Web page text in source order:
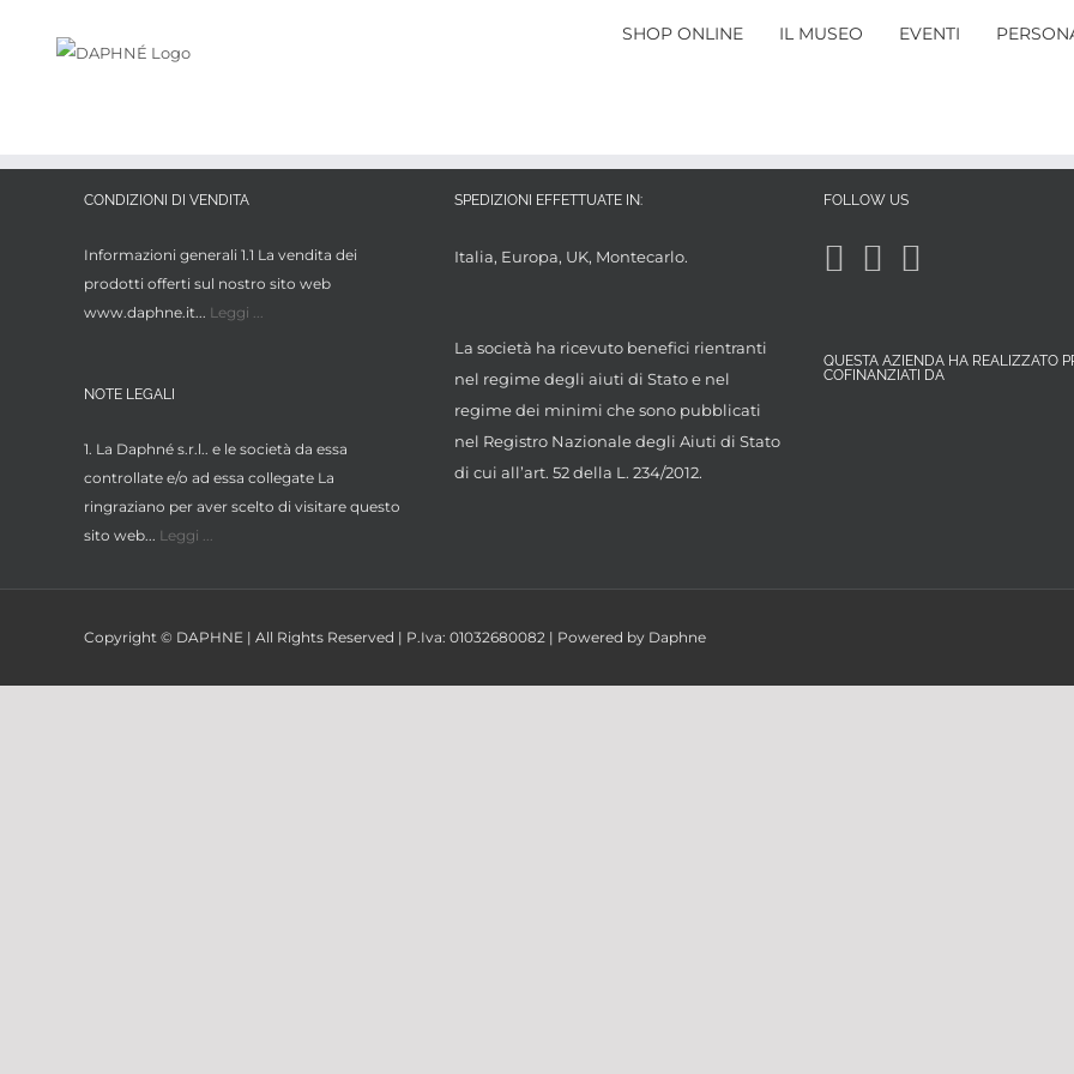
SHOP ONLINE IL MUSEO EVENTI
CONDIZIONI DI VENDITA
Informazioni generali 1.1 La vendita dei
prodotti offerti sul nostro sito web
www.daphne.it... Leggi ...
NOTE LEGALI
1. La Daphné s.r.l.. e le società da essa
controllate e/o ad essa collegate La
ringraziano per aver scelto di visitare questo
sito web... Leggi ...
SPEDIZIONI EFFETTUATE IN:
Italia, Europa, UK, Montecarlo.
La società ha ricevuto benefici rientranti
nel regime degli aiuti di Stato e nel
regime dei minimi che sono pubblicati
nel Registro Nazionale degli Aiuti di Stato
di cui all’art. 52 della L. 234/2012.
FOLLOW US
QUESTA AZIENDA HA REALIZZATO
COFINANZIATI DA
Copyright © DAPHNE | All Rights Reserved | P.Iva: 01032680082 | Powered by Daphne